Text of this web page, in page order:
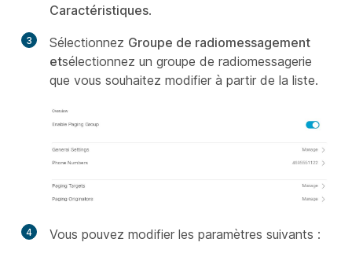
Caractéristiques.
3 Sélectionnez Groupe de radiomessagement
etsélectionnez un groupe de radiomessagerie
que vous souhaitez modifier à partir de la liste.
4
Vous pouvez modifier les paramètres suivants :